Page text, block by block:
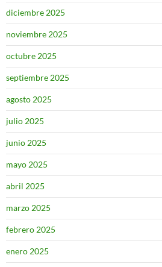
diciembre 2025
noviembre 2025
octubre 2025
septiembre 2025
agosto 2025
julio 2025
junio 2025
mayo 2025
abril 2025
marzo 2025
febrero 2025
enero 2025